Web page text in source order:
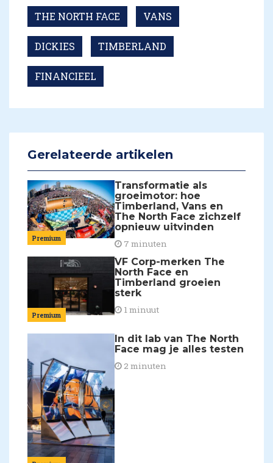
THE NORTH FACE VANS
DICKIES TIMBERLAND
FINANCIEEL
Gerelateerde artikelen
Premium
Transformatie als
groeimotor: hoe
Timberland, Vans en
The North Face zichzelf
opnieuw uitvinden
7 minuten
Premium
VF Corp-merken The
North Face en
Timberland groeien
sterk
1 minuut
In dit lab van The North
Face mag je alles testen
2 minuten